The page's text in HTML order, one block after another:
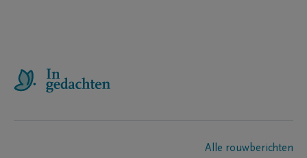
Alle rouwberichten